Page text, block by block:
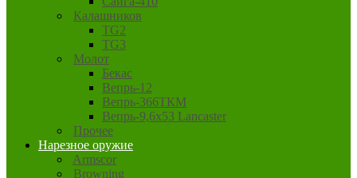
Калашников
TG2
TG3
Молот
Бекас
Вепрь-12
Вепрь-366ТКМ
Вепрь-9,6х53 Lancaster
Прочее
Нарезное оружие
Armscor
Browning